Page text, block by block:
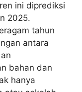
ini diprediksi
2025.
tahun
antara
bahan dan
hanya